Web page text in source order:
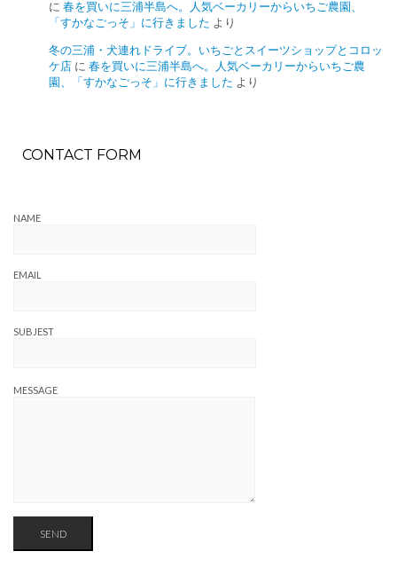
に 春を買いに三浦半島へ。人気ベーカリーからいちご農園、
「すかなごっそ」に行きました より
冬の三浦・犬連れドライブ。いちごとスイーツショップとコロッ
ケ店 に 春を買いに三浦半島へ。人気ベーカリーからいちご農
園、「すかなごっそ」に行きました より
CONTACT FORM
NAME
EMAIL
SUBJEST
MESSAGE